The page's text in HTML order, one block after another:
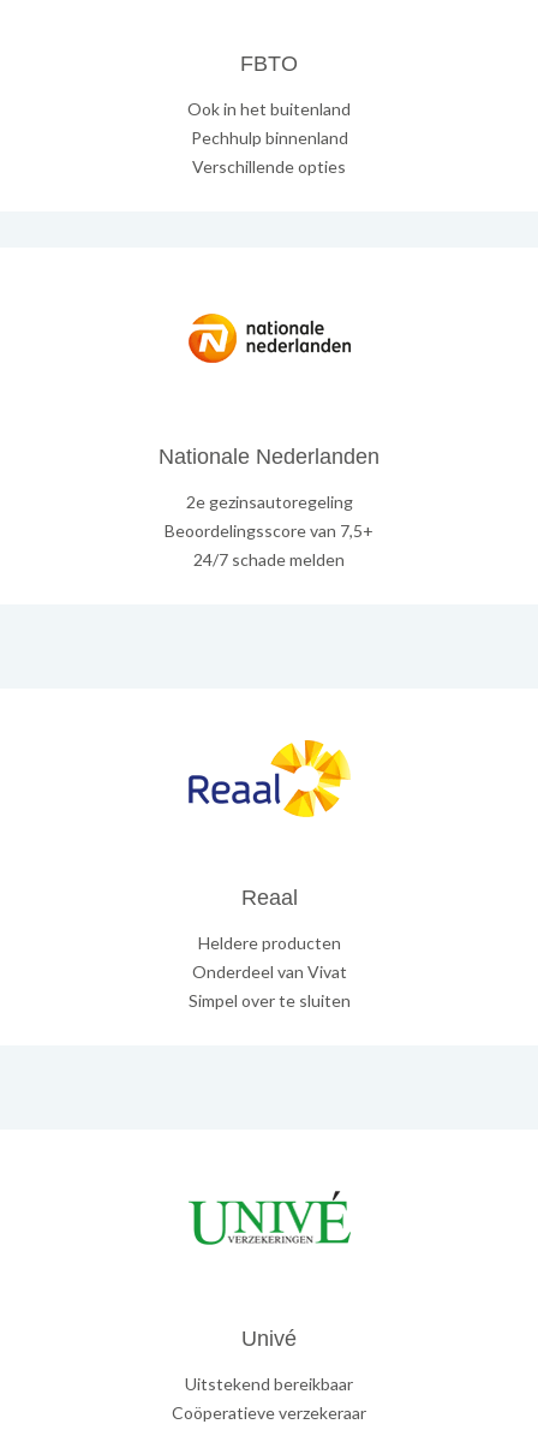
FBTO
Ook in het buitenland
Pechhulp binnenland
Verschillende opties
Nationale Nederlanden
2e gezinsautoregeling
Beoordelingsscore van 7,5+
24/7 schade melden
Reaal
Heldere producten
Onderdeel van Vivat
Simpel over te sluiten
Univé
Uitstekend bereikbaar
Coöperatieve verzekeraar